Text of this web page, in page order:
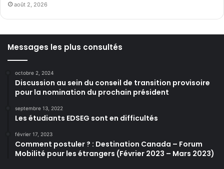
août 2, 2026
Messages les plus consultés
octobre 2, 2024
Discussion au sein du conseil de transition provisoire
pour la nomination du prochain président
septembre 13, 2022
Les étudiants EDSEG sont en difficultés
février 17, 2023
Comment postuler ? : Destination Canada – Forum
Mobilité pour les étrangers (Février 2023 – Mars 2023)